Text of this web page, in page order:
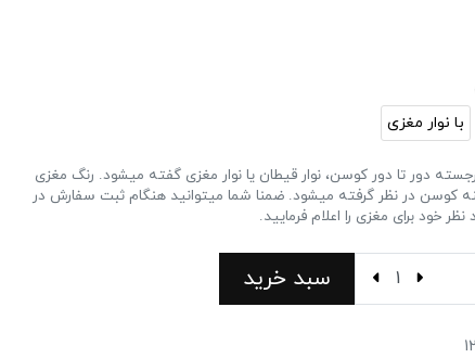
با نوار مغزی
دور تا دور کوسن، نوار قیطان یا نوار مغزی گفته میشود. رنگ مغزی
کوسن در نظر گرفته میشود. ضمنا شما میتوانید هنگام ثبت سفارش در
خود برای مغزی را اعلام فرمایید.
سبد خرید